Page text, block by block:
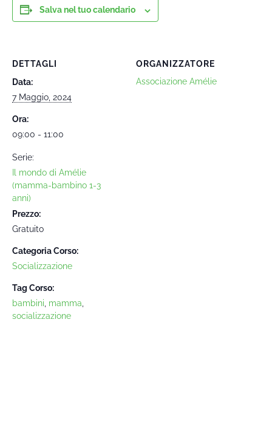
Salva nel tuo calendario
DETTAGLI
Data:
7 Maggio, 2024
Ora:
09:00 - 11:00
Serie:
Il mondo di Amélie
(mamma-bambino 1-3
anni)
Prezzo:
Gratuito
Categoria Corso:
Socializzazione
Tag Corso:
bambini mamma
socializzazione
ORGANIZZATORE
Associazione Amélie